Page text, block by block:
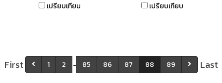
เปรียบเทียบ
เปรียบเทียบ
First 1 2 … 85 86 87 88 89 Last